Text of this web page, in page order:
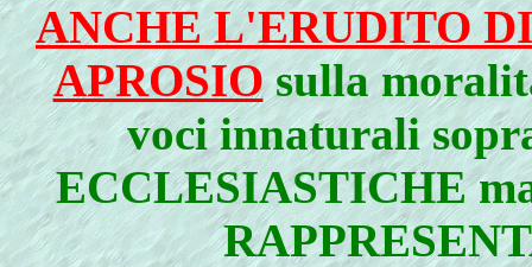
ANCHE L'ERUDITO
APROSIOsulla
voci innaturali
ECCLESIASTICHE